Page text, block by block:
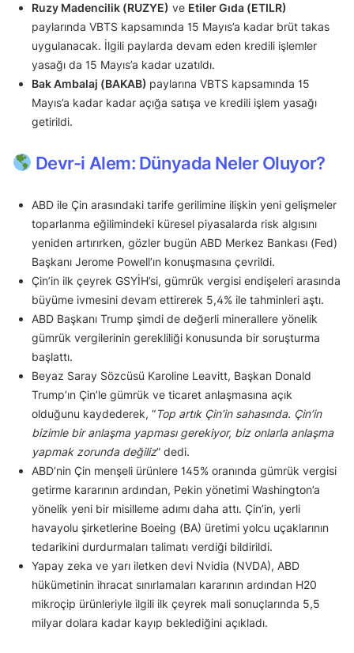
Ruzy Madencilik (RUZYE) ve Etiler Gıda (ETILR)
paylarında VBTS kapsamında 15 Mayıs’a kadar brüt takas
uygulanacak. İlgili paylarda devam eden kredili işlemler
yasağı da 15 Mayıs’a kadar uzatıldı.
Bak Ambalaj (BAKAB) paylarına VBTS kapsamında 15
Mayıs’a kadar kadar açığa satışa ve kredili işlem yasağı
getirildi.
Devr-i Alem: Dünyada Neler Oluyor?
ABD ile Çin arasındaki tarife gerilimine ilişkin yeni gelişmeler
toparlanma eğilimindeki küresel piyasalarda risk algısını
yeniden artırırken, gözler bugün ABD Merkez Bankası (Fed)
Başkanı Jerome Powell’ın konuşmasına çevrildi.
Çin’in ilk çeyrek GSYİH’si, gümrük vergisi endişeleri arasında
büyüme ivmesini devam ettirerek 5,4% ile tahminleri aştı.
ABD Başkanı Trump şimdi de değerli minerallere yönelik
gümrük vergilerinin gerekliliği konusunda bir soruşturma
başlattı.
Beyaz Saray Sözcüsü Karoline Leavitt, Başkan Donald
Trump’ın Çin’le gümrük ve ticaret anlaşmasına açık
olduğunu kaydederek, “Top artık Çin’in sahasında. Çin’in
bizimle bir anlaşma yapması gerekiyor, biz onlarla anlaşma
yapmak zorunda değiliz” dedi.
ABD’nin Çin menşeli ürünlere 145% oranında gümrük vergisi
getirme kararının ardından, Pekin yönetimi Washington’a
yönelik yeni bir misilleme adımı daha attı. Çin’in, yerli
havayolu şirketlerine Boeing (BA) üretimi yolcu uçaklarının
tedarikini durdurmaları talimatı verdiği bildirildi.
Yapay zeka ve yarı iletken devi Nvidia (NVDA), ABD
hükümetinin ihracat sınırlamaları kararının ardından H20
mikroçip ürünleriyle ilgili ilk çeyrek mali sonuçlarında 5,5
milyar dolara kadar kayıp beklediğini açıkladı.